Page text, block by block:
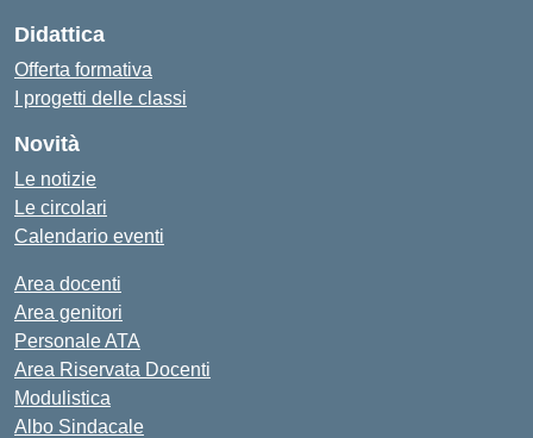
Didattica
Offerta formativa
I progetti delle classi
Novità
Le notizie
Le circolari
Calendario eventi
Area docenti
Area genitori
Personale ATA
Area Riservata Docenti
Modulistica
Albo Sindacale